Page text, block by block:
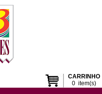
CARRINHO
0item(s)